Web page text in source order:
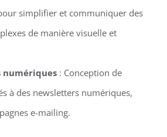
simplifier et communiquer des
de manière visuelle et
numériques: Conception de
à des newsletters numériques,
e-mailing.